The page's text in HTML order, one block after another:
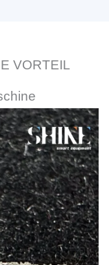
VORTEIL